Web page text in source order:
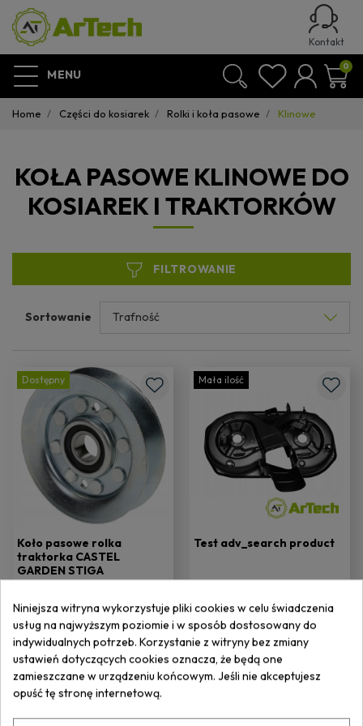
Kontakt
MENU
0
Home Części do kosiarek Rolki i koła pasowe Klinowe
KOŁA PASOWE KLINOWE DO
KOSIAREK I TRAKTORKÓW
FILTROWANIE
Sortowanie
Dostępny
Koło pasowe rolka
traktorka CASTEL
GARDEN STIGA
125601555/0
przed obniżką: 19,39 zł
Mała ilość
Test adv_search product
Niniejsza witryna wykorzystuje pliki cookies w celu świadczenia
usług na najwyższym poziomie i w sposób dostosowany do
indywidualnych potrzeb. Korzystanie z witryny bez zmiany
ustawień dotyczących cookies oznacza, że będą one
zamieszczane w urządzeniu końcowym. Jeśli nie akceptujesz
opuść tę stronę internetową.